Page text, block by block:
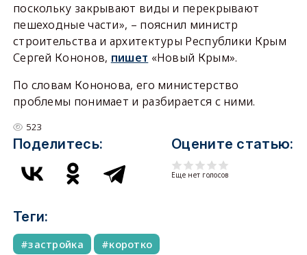
поскольку закрывают виды и перекрывают
пешеходные части», – пояснил министр
строительства и архитектуры Республики Крым
Сергей Кононов, пишет «Новый Крым».
По словам Кононова, его министерство
проблемы понимает и разбирается с ними.
523
Поделитесь: Оцените статью:
Еще нет голосов
Теги:
застройка коротко